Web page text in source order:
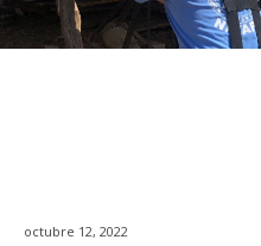
octubre 12, 2022